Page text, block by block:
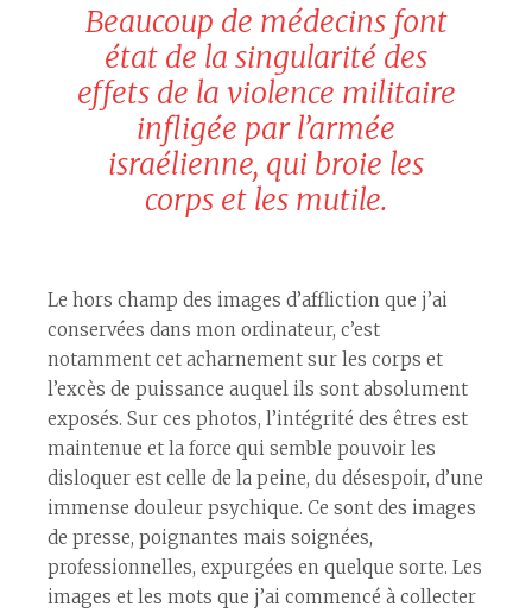
Beaucoup de médecins font
état de la singularité des
effets de la violence militaire
infligée par l’armée
israélienne, qui broie les
corps et les mutile.
Le hors champ des images d’affliction que j’ai
conservées dans mon ordinateur, c’est
notamment cet acharnement sur les corps et
l’excès de puissance auquel ils sont absolument
exposés. Sur ces photos, l’intégrité des êtres est
maintenue et la force qui semble pouvoir les
disloquer est celle de la peine, du désespoir, d’une
immense douleur psychique. Ce sont des images
de presse, poignantes mais soignées,
professionnelles, expurgées en quelque sorte. Les
images et les mots que j’ai commencé à collecter